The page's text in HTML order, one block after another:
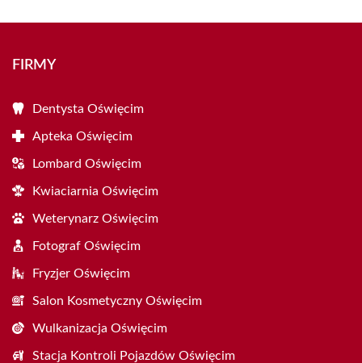
FIRMY
Dentysta Oświęcim
Apteka Oświęcim
Lombard Oświęcim
Kwiaciarnia Oświęcim
Weterynarz Oświęcim
Fotograf Oświęcim
Fryzjer Oświęcim
Salon Kosmetyczny Oświęcim
Wulkanizacja Oświęcim
Stacja Kontroli Pojazdów Oświęcim